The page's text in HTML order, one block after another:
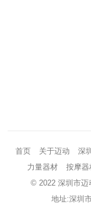
首页 关于迈动 深
力量器材
按摩器
© 2022 深圳市迈
地址:深圳